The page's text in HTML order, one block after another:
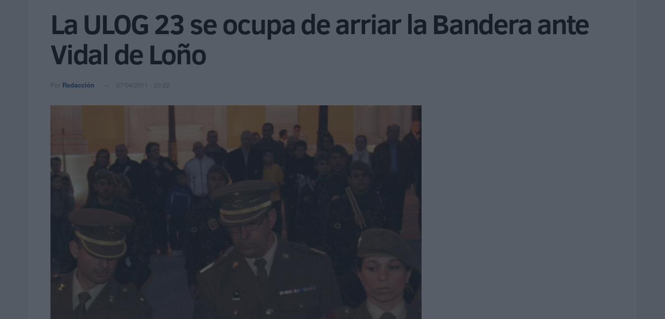
La ULOG 23 se ocupa de arriar la Bandera ante
Vidal de Loño
Por Redacción 07/04/2011 - 23:22